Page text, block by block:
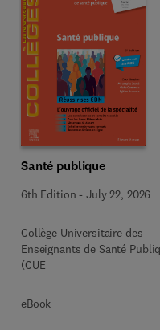
Santé publique
6th Edition -July 22, 2026
Collège Universitaire des
Enseignants de Santé
(CUE
eBook